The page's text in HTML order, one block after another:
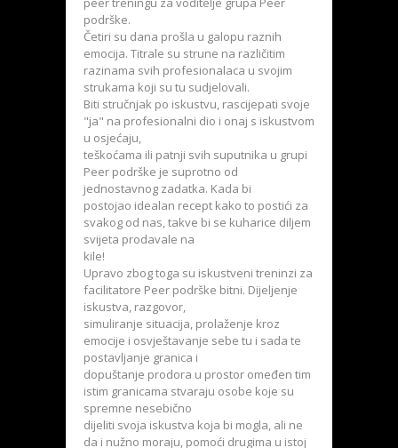
podrške.
Četiri su dana prošla u galopu raznih
emocija. Titrale su strune na različitim
razinama svih profesionalaca u svojim
strukama koji su tu sudjelovali.
Biti stručnjak po iskustvu, rascijepati svoje
"ja" na profesionalni dio i onaj s iskustvom
u osjećaju,
teškoćama ili patnji svih suputnika u grupi
Peer podrške je suprotno od
jednostavnog zadatka. Kada bi
postojao idealan recept kako to postići za
svakog od nas, takve bi se kuharice diljem
svijeta prodavale na
kile!
Upravo zbog toga su iskustveni treninzi za
facilitatore Peer podrške bitni. Dijeljenje
iskustva, razgovor,
simuliranje situacija, prolaženje kroz
emocije i osvještavanje sebe tu i sada te
postavljanje granica i
dopuštanje prodora u prostor omeđen tim
istim granicama stvaraju osobe koje su
spremne nesebično
dijeliti svoja iskustva koja bi mogla, ali ne
da i nužno moraju, pomoći drugima u istoj